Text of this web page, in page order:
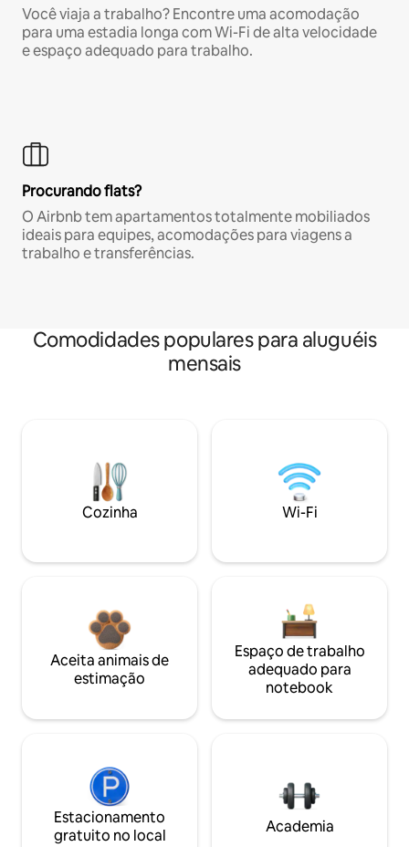
Você viaja a trabalho? Encontre uma acomodação
para uma estadia longa com Wi-Fi de alta velocidade
e espaço adequado para trabalho.
Procurando flats?
O Airbnb tem apartamentos totalmente mobiliados
ideais para equipes, acomodações para viagens a
trabalho e transferências.
Comodidades populares para aluguéis
mensais
Cozinha Wi-Fi
Aceita animais de
estimação
Espaço de trabalho
adequado para
notebook
Estacionamento
gratuito no local
Academia